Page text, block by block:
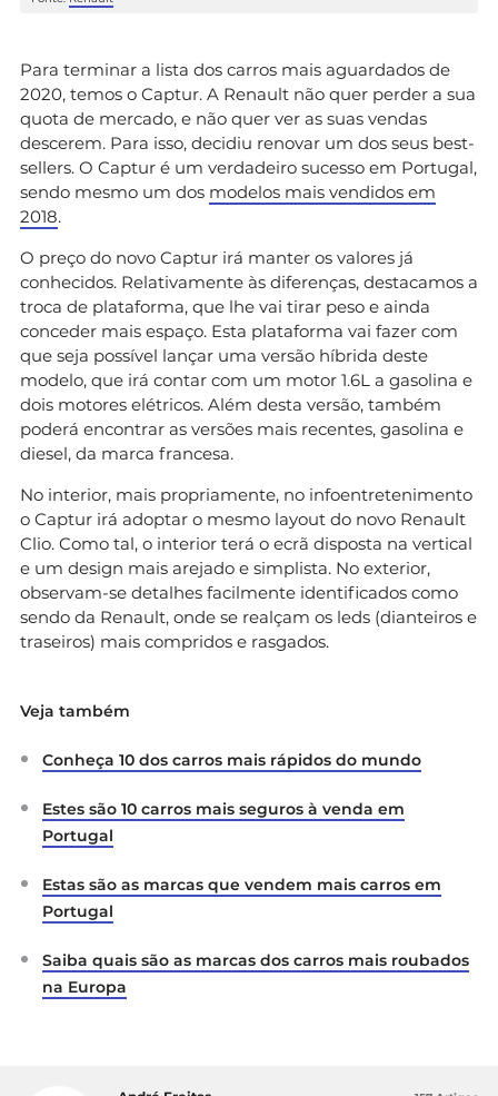
Para terminar a lista dos carros mais aguardados de
2020, temos o Captur. A Renault não quer perder a sua
quota de mercado, e não quer ver as suas vendas
descerem. Para isso, decidiu renovar um dos seus best-
sellers. O Captur é um verdadeiro sucesso em Portugal,
sendo mesmo um dos modelos mais vendidos em
2018.
O preço do novo Captur irá manter os valores já
conhecidos. Relativamente às diferenças, destacamos a
troca de plataforma, que lhe vai tirar peso e ainda
conceder mais espaço. Esta plataforma vai fazer com
que seja possível lançar uma versão híbrida deste
modelo, que irá contar com um motor 1.6L a gasolina e
dois motores elétricos. Além desta versão, também
poderá encontrar as versões mais recentes, gasolina e
diesel, da marca francesa.
No interior, mais propriamente, no infoentretenimento
o Captur irá adoptar o mesmo layout do novo Renault
Clio. Como tal, o interior terá o ecrã disposta na vertical
e um design mais arejado e simplista. No exterior,
observam-se detalhes facilmente identificados como
sendo da Renault, onde se realçam os leds (dianteiros e
traseiros) mais compridos e rasgados.
Veja também
Conheça 10 dos carros mais rápidos do mundo
Estes são 10 carros mais seguros à venda em
Portugal
Estas são as marcas que vendem mais carros em
Portugal
Saiba quais são as marcas dos carros mais roubados
na Europa